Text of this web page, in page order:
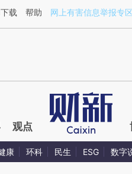
VKq74Ma0](https://
载 帮助 网上有害信息举报专区
观点
康 环科 民生 ESG 数字